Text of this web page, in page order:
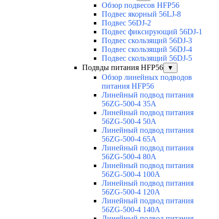
Обзор подвесов HFP56
Подвес якорный 56LJ-8
Подвес 56DJ-2
Подвес фиксирующий 56DJ-1
Подвес скользящий 56DJ-3
Подвес скользящий 56DJ-4
Подвес скользящий 56DJ-5
Подвды питания HFP56
▼
Обзор линейных подводов
питания HFP56
Линейный подвод питания
56ZG-500-4 35A
Линейный подвод питания
56ZG-500-4 50A
Линейный подвод питания
56ZG-500-4 65A
Линейный подвод питания
56ZG-500-4 80A
Линейный подвод питания
56ZG-500-4 100A
Линейный подвод питания
56ZG-500-4 120A
Линейный подвод питания
56ZG-500-4 140A